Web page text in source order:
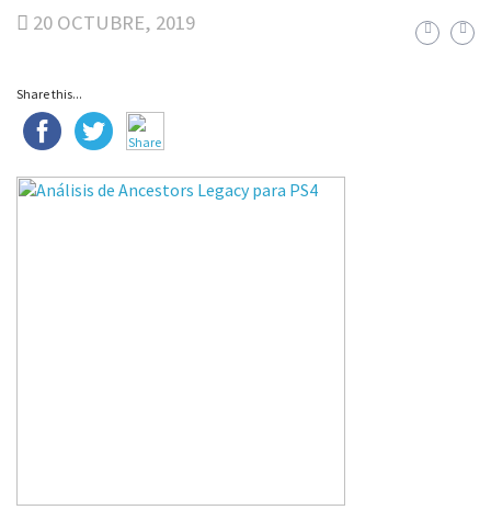
20 OCTUBRE, 2019
Share this...